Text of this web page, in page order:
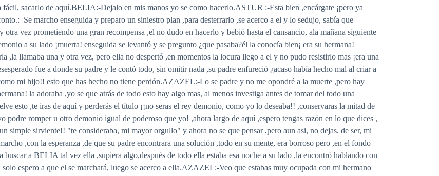
sacarlo de aquí.BELIA:-Dejalo en mis manos yo se como hacerlo.ASTUR :-Esta bien ,encárgate ¡pero ya
marcho enseguida y preparo un siniestro plan ,para desterrarlo ,se acerco a el y lo sedujo, sabía que
otra vez prometiendo una gran recompensa ,el no dudo en hacerlo y bebió hasta el cansancio, ala mañana siguiente
a su lado ¡muerta! enseguida se levantó y se pregunto ¿que pasaba?él la conocía bien¡ era su hermana!
,la llamaba una y otra vez, pero ella no despertó ,en momentos la locura llego a el y no pudo resistirlo mas ¡era una
fue a donde su padre y le contó todo, sin omitir nada ,su padre enfureció ¿acaso había hecho mal al criar a
mi hijo!! esto que has hecho no tiene perdón.AZAZEL:-Lo se padre y no me opondré a la muerte ,pero hay
la adoraba ,yo se que atrás de todo esto hay algo mas, al menos investiga antes de tomar del todo una
esto ,te iras de aquí y perderás el título ¡¡no seras el rey demonio, como yo lo deseaba!! ,conservaras la mitad de
podre romper u otro demonio igual de poderoso que yo! ,ahora largo de aquí ,espero tengas razón en lo que dices ,
simple sirviente!! "te consideraba, mi mayor orgullo" y ahora no se que pensar ,pero aun asi, no dejas, de ser, mi
,con la esperanza ,de que su padre encontrara una solución ,todo en su mente, era borroso pero ,en el fondo
buscar a BELIA tal vez ella ,supiera algo,después de todo ella estaba esa noche a su lado ,la encontró hablando con
espero a que el se marchará, luego se acerco a ella.AZAZEL:-Veo que estabas muy ocupada con mi hermano